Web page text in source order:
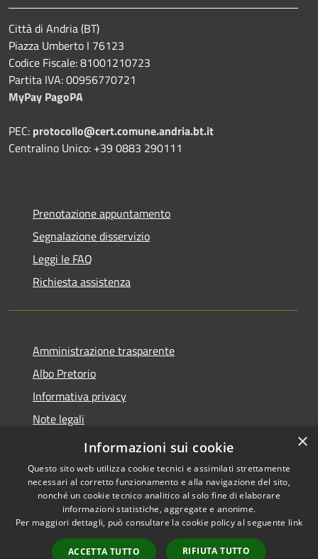
Città di Andria (BT)
Piazza Umberto I 76123
Codice Fiscale: 81001210723
Partita IVA: 00956770721
MyPay PagoPA
PEC: protocollo@cert.comune.andria.bt.it
Centralino Unico: +39 0883 290111
Prenotazione appuntamento
Segnalazione disservizio
Leggi le FAQ
Richiesta assistenza
Amministrazione trasparente
Albo Pretorio
Informativa privacy
Note legali
Dichiarazione di accessibilità
Accessibilità
Copyright © 2026 • Città di
Andria • Powered by
Municipium•
Accesso
×
Informazioni sui cookie
Questo sito web utilizza cookie tecnici e assimilati strettamente
necessari al corretto funzionamento e alla navigazione del sito,
nonché un cookie tecnico analitico al solo fine di elaborare
informazioni statistiche, aggregate e anonime.
Per maggiori dettagli, può consultare la cookie policy al seguente link
ACCETTA TUTTO RIFIUTA TUTTO